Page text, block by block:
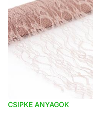
CSIPKE ANYAGOK